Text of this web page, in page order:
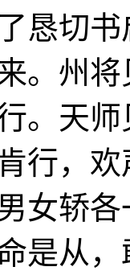
恳切
。州
。天
行，
女轿
是从